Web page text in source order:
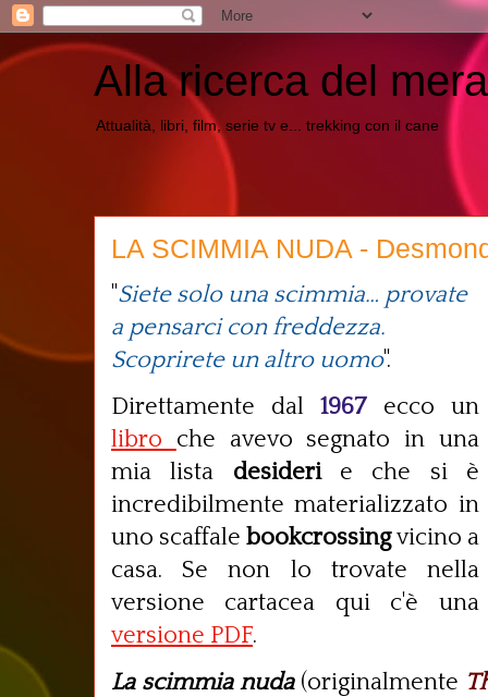
Alla ricerca del
Attualità, libri, film, serie tv e... trekking con il cane
LA SCIMMIA NUDA -
"Siete solo una scimmia… provate
a pensarci con freddezza.
Scoprirete un altro uomo".
Direttamente dal1967
ecco un
libro che avevo segnato in una
mia lista desideri e che si è
incredibilmente materializzato in
uno scaffalebookcrossingvicino a
casa. Se non lo trovate nella
versione cartacea qui c'è una
versione PDF.
La scimmia nuda(originalmente